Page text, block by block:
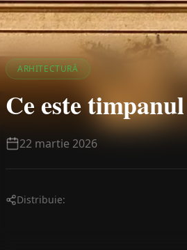
ARHITECTURĂ
Ce este
22 martie 2026
Distribuie: